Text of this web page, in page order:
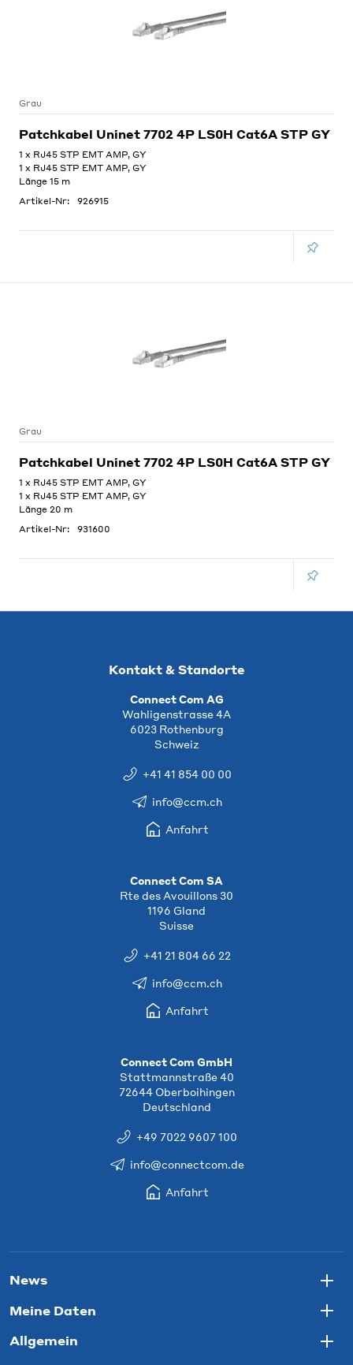
Grau
Patchkabel Uninet 7702 4P LS0H Cat6A STP GY
1 x RJ45 STP EMT AMP, GY
1 x RJ45 STP EMT AMP, GY
Länge 15 m
Artikel-Nr:
926915
Grau
Patchkabel Uninet 7702 4P LS0H Cat6A STP GY
1 x RJ45 STP EMT AMP, GY
1 x RJ45 STP EMT AMP, GY
Länge 20 m
Artikel-Nr:
931600
Kontakt & Standorte
Connect Com AG
Wahligenstrasse 4A
6023 Rothenburg
Schweiz
+41 41 854 00 00
info@ccm.ch
Anfahrt
Connect Com SA
Rte des Avouillons 30
1196 Gland
Suisse
+41 21 804 66 22
info@ccm.ch
Anfahrt
Connect Com GmbH
Stattmannstraße 40
72644 Oberboihingen
Deutschland
+49 7022 9607 100
info@connectcom.de
Anfahrt
News
Meine Daten
Allgemein